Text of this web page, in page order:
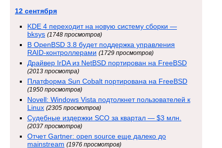
12 сентября
KDE 4 переходит на новую систему сборки —
bksys (1748 просмотров)
В OpenBSD 3.8 будет поддержка управления
RAID-контроллерами (1729 просмотров)
Драйвер IrDA из NetBSD портирован на FreeBSD
(2013 просмотра)
Платформа Sun Cobalt портирована на FreeBSD
(1950 просмотров)
Novell: Windows Vista подтолкнет пользователей к
Linux (2305 просмотров)
Судебные издержки SCO за квартал — $3 млн.
(2037 просмотров)
Отчет Gartner: open source еще далеко до
mainstream (1976 просмотров)